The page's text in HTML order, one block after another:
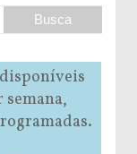
semana,